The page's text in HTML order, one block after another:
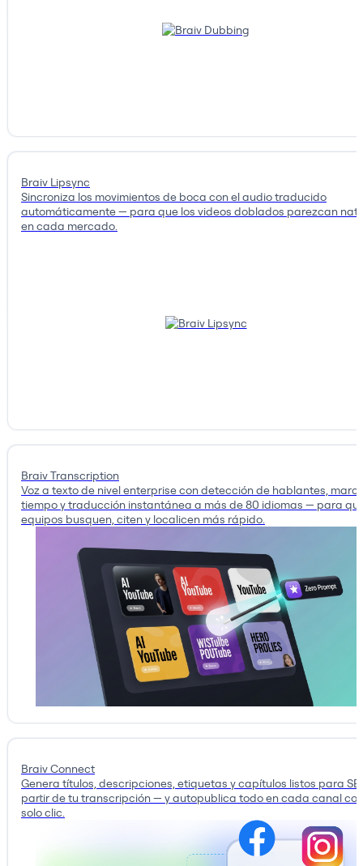
Braiv Lipsync
Sincroniza los movimientos de boca con el audio traducido
automáticamente — para que los videos doblados parezcan
en cada mercado.
Braiv Transcription
Voz a texto de nivel enterprise con detección de hablantes,
tiempo y traducción instantánea a más de 80 idiomas — para
equipos busquen, citen y localicen más rápido.
Braiv Connect
Genera títulos, descripciones, etiquetas y capítulos listos para
partir de tu transcripción — y autopublica todo en cada canal
solo clic.